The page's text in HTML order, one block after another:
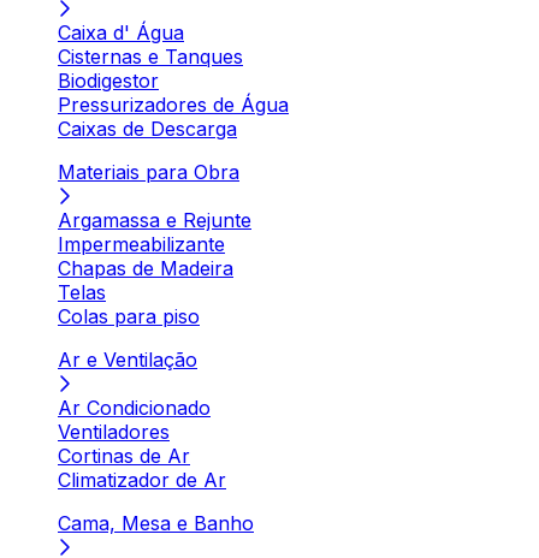
Caixa d' Água
Cisternas e Tanques
Biodigestor
Pressurizadores de Água
Caixas de Descarga
Materiais para Obra
Argamassa e Rejunte
Impermeabilizante
Chapas de Madeira
Telas
Colas para piso
Ar e Ventilação
Ar Condicionado
Ventiladores
Cortinas de Ar
Climatizador de Ar
Cama, Mesa e Banho